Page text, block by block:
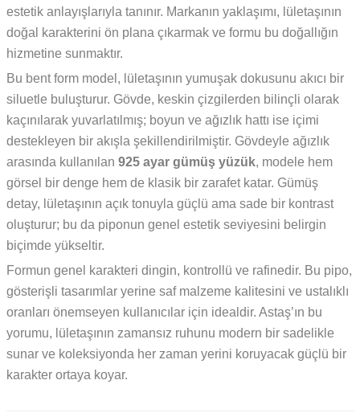
estetik anlayışlarıyla tanınır. Markanın yaklaşımı, lületaşının
doğal karakterini ön plana çıkarmak ve formu bu doğallığın
hizmetine sunmaktır.
Bu bent form model, lületaşının yumuşak dokusunu akıcı bir
siluetle buluşturur. Gövde, keskin çizgilerden bilinçli olarak
kaçınılarak yuvarlatılmış; boyun ve ağızlık hattı ise içimi
destekleyen bir akışla şekillendirilmiştir. Gövdeyle ağızlık
arasında kullanılan 925 ayar gümüş yüzük, modele hem
görsel bir denge hem de klasik bir zarafet katar. Gümüş
detay, lületaşının açık tonuyla güçlü ama sade bir kontrast
oluşturur; bu da piponun genel estetik seviyesini belirgin
biçimde yükseltir.
Formun genel karakteri dingin, kontrollü ve rafinedir. Bu pipo,
gösterişli tasarımlar yerine saf malzeme kalitesini ve ustalıklı
oranları önemseyen kullanıcılar için idealdir. Astaş’ın bu
yorumu, lületaşının zamansız ruhunu modern bir sadelikle
sunar ve koleksiyonda her zaman yerini koruyacak güçlü bir
karakter ortaya koyar.